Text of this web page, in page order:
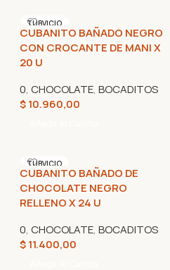
TUBVICIO
CUBANITO BAÑADO NEGRO
CON CROCANTE DE MANI X
20 U
0, CHOCOLATE, BOCADITOS
$10.960,00
TUBVICIO
CUBANITO BAÑADO DE
CHOCOLATE NEGRO
RELLENO X 24 U
0, CHOCOLATE, BOCADITOS
$11.400,00